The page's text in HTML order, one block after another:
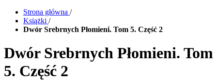
Strona główna /
Książki /
Dwór Srebrnych Płomieni. Tom 5. Część 2
Dwór Srebrnych Płomieni. Tom
5. Część 2